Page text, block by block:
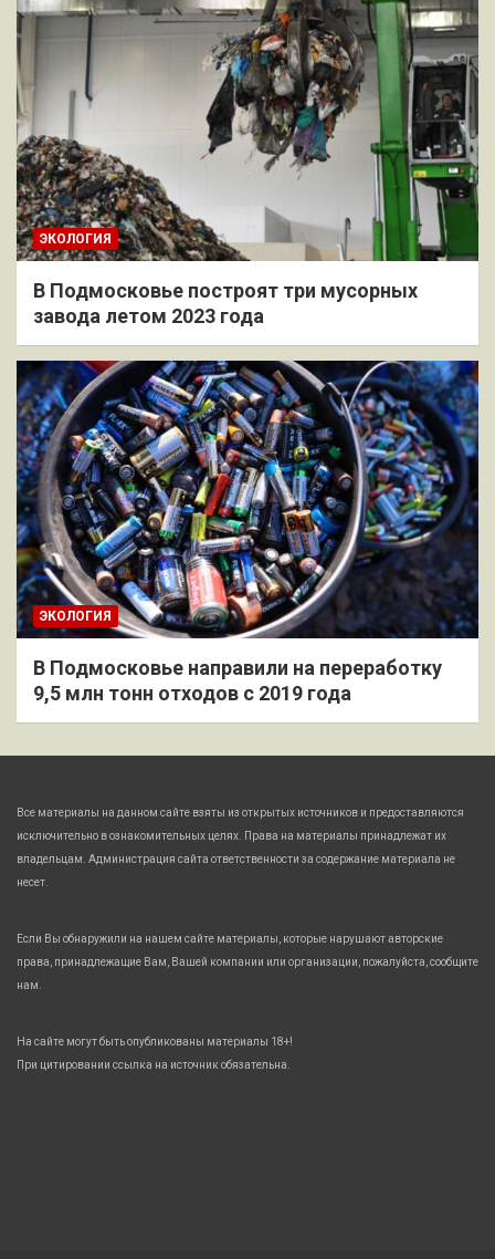
ЭКОЛОГИЯ
В Подмосковье построят три мусорных
завода летом 2023 года
ЭКОЛОГИЯ
В Подмосковье направили на переработку
9,5 млн тонн отходов с 2019 года
Все материалы на данном сайте взяты из открытых источников и предоставляются
исключительно в ознакомительных целях. Права на материалы принадлежат их
владельцам. Администрация сайта ответственности за содержание материала не
несет.
Если Вы обнаружили на нашем сайте материалы, которые нарушают авторские
права, принадлежащие Вам, Вашей компании или организации, пожалуйста, сообщите
нам.
На сайте могут быть опубликованы материалы 18+!
При цитировании ссылка на источник обязательна.